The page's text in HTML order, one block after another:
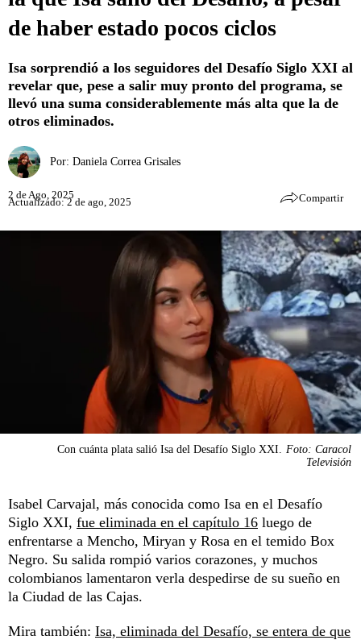
de haber estado pocos ciclos
Isa sorprendió a los seguidores del Desafío Siglo XXI al
revelar que, pese a salir muy pronto del programa, se
llevó una suma considerablemente más alta que la de
otros eliminados.
Por: Daniela Correa Grisales
2 de Ago, 2025
Actualizado: 2 de ago, 2025 Compartir
Con cuánta plata salió Isa del Desafío Siglo XXI.
Foto: Caracol
Televisión
Isabel Carvajal, más conocida como Isa en el Desafío
Siglo XXI, fue eliminada en el capítulo 16 luego de
enfrentarse a Mencho, Miryan y Rosa en el temido Box
Negro. Su salida rompió varios corazones, y muchos
colombianos lamentaron verla despedirse de su sueño en
la Ciudad de las Cajas.
Mira también: Isa, eliminada del Desafío, se entera de que